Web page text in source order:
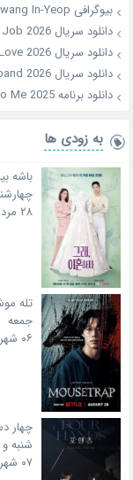
بیوگرافی Hwang In-Yeop
دانلود سریال The Apartment Job 2026
دانلود سریال Spooky in Love 2026
دانلود سریال The Husband 2026
دانلود برنامه Noona is A Woman to Me 2025
به زودی ها
باشه
۲۸ مرداد ۱۴۰۵
تله
جمعه
۰۶ شهریور ۱۴۰۵
چهار
شنبه
۰۷ شهریور ۱۴۰۵